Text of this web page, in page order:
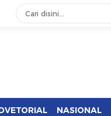
NASIONAL